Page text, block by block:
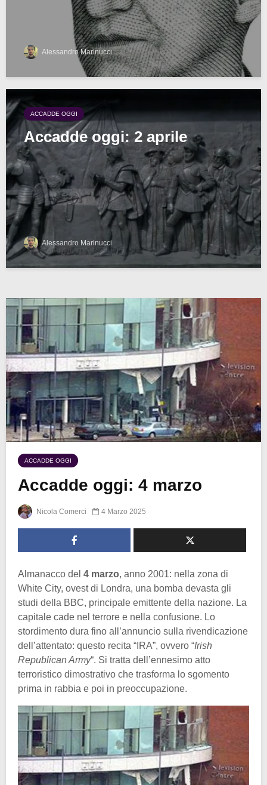
Alessandro Marinucci
ACCADDE OGGI
Accadde oggi: 2 aprile
Alessandro Marinucci
ACCADDE OGGI
Accadde oggi: 4 marzo
Nicola Comerci 4 Marzo 2025
Almanacco del 4 marzo, anno 2001: nella zona di
White City, ovest di Londra, una bomba devasta gli
studi della BBC, principale emittente della nazione. La
capitale cade nel terrore e nella confusione. Lo
stordimento dura fino all’annuncio sulla rivendicazione
dell’attentato: questo recita “IRA”, ovvero “Irish
Republican Army“. Si tratta dell’ennesimo atto
terroristico dimostrativo che trasforma lo sgomento
prima in rabbia e poi in preoccupazione.